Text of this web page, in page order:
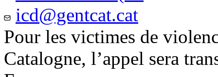
icd@gentcat.cat
Pour les victimes de
Catalogne, l’appel sera